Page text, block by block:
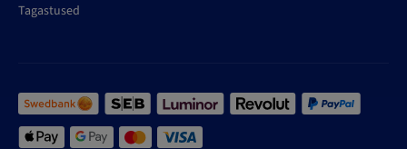
Tagastused